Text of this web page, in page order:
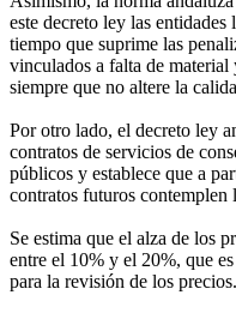
este decreto ley las
tiempo que suprime las
vinculados a falta de
siempre que no altere la
Por otro lado, el decreto ley
contratos de servicios de
públicos y establece que a
contratos futuros
Se estima que el alza de los
entre el 10% y el 20%, que
para la revisión de los precios.